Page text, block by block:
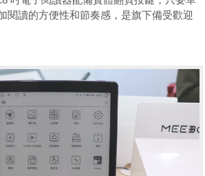
閱讀的方便性和節奏感，是旗下備受歡迎